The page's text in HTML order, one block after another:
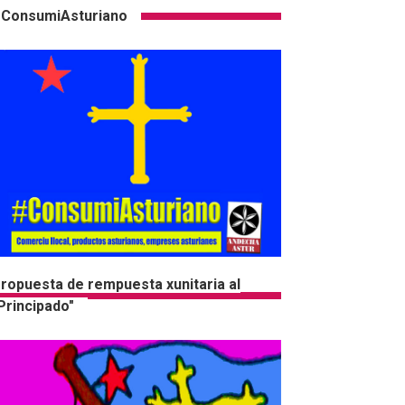
de rempuesta xunitaria al